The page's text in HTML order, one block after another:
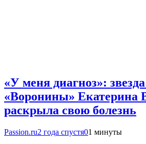
«У меня диагноз»:
«Воронины» Екатерина
раскрыла свою болезнь
Passion.ru2 года спустя01 минуты